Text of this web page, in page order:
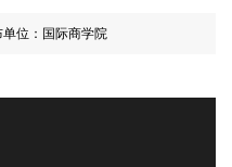
单位：国际商学院